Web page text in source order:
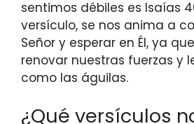
sentimos débiles es Isaías
versículo, se nos anima a
Señor y esperar en Él, ya
renovar nuestras fuerzas y
como las águilas.
¿Qué versículos